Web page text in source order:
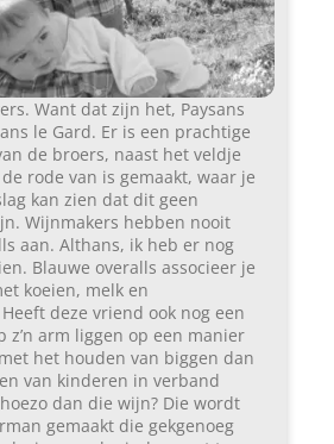
Want dat zijn het, Paysans
le Gard. Er is een prachtige
de broers, naast het veldje
rode van is gemaakt, waar je
kan zien dat dit geen
Wijnmakers hebben nooit
aan. Althans, ik heb er nog
Blauwe overalls associeer je
koeien, melk en
deze vriend ook nog een
z’n arm liggen op een manier
het houden van biggen dan
van kinderen in verband
dan die wijn? Die wordt
gemaakt die gekgenoeg